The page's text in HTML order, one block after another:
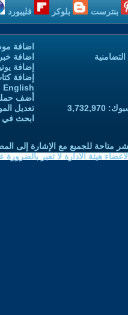
بنترست بلوكر فليبورد
اضافة
اضافة خبر
إضافة
إضافة
English
أضف
تعديل
ابحث في
متاحة للجميع مع الإشارة إلى
هيئة الادارة لا تعبر